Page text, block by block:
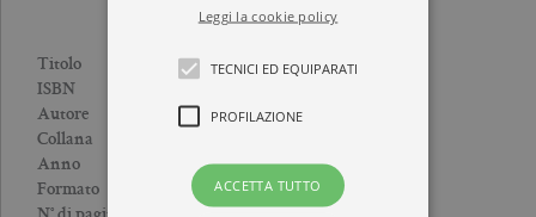
Titolo E COSÌ VIA, ALL’INFINITO
ISBN
Autore PAOLO VIRNO
Collana
Anno 2010
Formato Brossura
Leggi la cookie policy
TECNICI ED EQUIPARATI
PROFILAZIONE
ACCETTA TUTTO